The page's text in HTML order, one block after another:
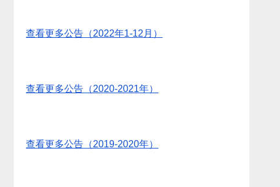
查看更多公告（2022年1-12月）
查看更多公告（2020-2021年）
查看更多公告（2019-2020年）